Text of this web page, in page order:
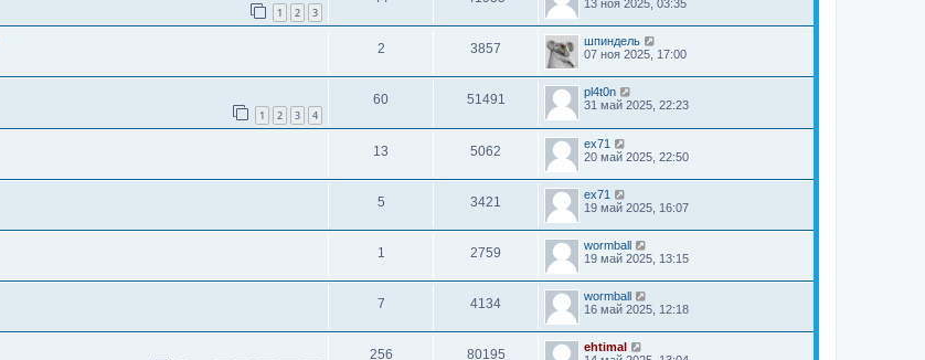
1 2 3
13 ноя 2025, 03:35
2 3857
шпиндель
07 ноя 2025, 17:00
1 2 3 4
60 51491
pl4t0n
31 май 2025, 22:23
13 5062
ex71
20 май 2025, 22:50
5 3421
ex71
19 май 2025, 16:07
1 2759
wormball
19 май 2025, 13:15
7 4134
wormball
16 май 2025, 12:18
256 80195
ehtimal